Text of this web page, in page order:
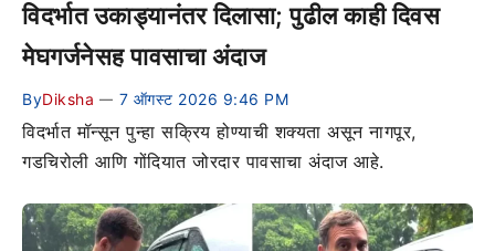
विदर्भात उकाड्यानंतर दिलासा; पुढील काही दिवस
मेघगर्जनेसह पावसाचा अंदाज
ByDiksha — 7 ऑगस्ट 2026 9:46 PM
विदर्भात मॉन्सून पुन्हा सक्रिय होण्याची शक्यता असून नागपूर,
गडचिरोली आणि गोंदियात जोरदार पावसाचा अंदाज आहे.